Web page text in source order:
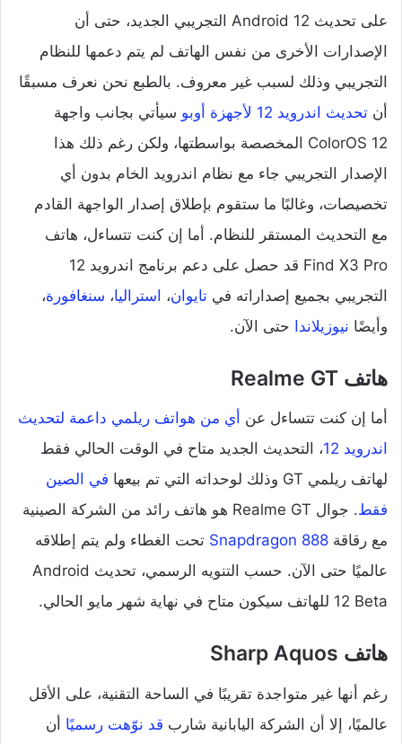
على تحديث Android 12 التجريبي الجديد، حتى أن
الإصدارات الأخرى من نفس الهاتف لم يتم دعمها للنظام
التجريبي وذلك لسبب غير معروف. بالطبع نحن نعرف مسبقًا
أن تحديث اندرويد 12 لأجهزة أوبو
سيأتي بجانب واجهة
ColorOS 12 المخصصة بواسطتها، ولكن رغم ذلك هذا
الإصدار التجريبي جاء مع نظام اندرويد الخام بدون أي
تخصيصات، وغالبًا ما ستقوم بإطلاق إصدار الواجهة القادم
مع التحديث المستقر للنظام. أما إن كنت تتساءل، هاتف
Find X3 Pro قد حصل على دعم برنامج اندرويد 12
التجريبي بجميع إصداراته في تايوان، استراليا، سنغافورة،
وأيضًا نيوزيلاندا حتى الآن.
هاتف Realme GT
أما إن كنت تتساءل عن أي من هواتف ريلمي داعمة لتحديث
اندرويد 12
، التحديث الجديد متاح في الوقت الحالي فقط
لهاتف ريلمي GT وذلك لوحداته التي تم بيعها
في الصين
فقط
. جوال Realme GT هو هاتف رائد من الشركة الصينية
مع رقاقة Snapdragon 888 تحت الغطاء ولم يتم إطلاقه
عالميًا حتى الآن. حسب التنويه الرسمي، تحديث Android
12 Beta للهاتف سيكون متاح في نهاية شهر مايو الحالي.
هاتف Sharp Aquos
رغم أنها غير متواجدة تقريبًا في الساحة التقنية، على الأقل
عالميًا، إلا أن الشركة اليابانية شارب قد نوّهت رسميًا أن